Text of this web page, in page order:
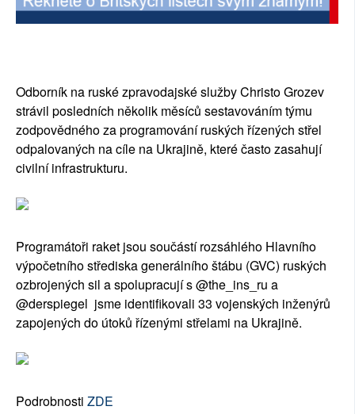
Odborník na ruské zpravodajské služby Christo Grozev
strávil posledních několik měsíců sestavováním týmu
zodpovědného za programování ruských řízených střel
odpalovaných na cíle na Ukrajině, které často zasahují
civilní infrastrukturu.
Programátoři raket jsou součástí rozsáhlého Hlavního
výpočetního střediska generálního štábu (GVC) ruských
ozbrojených sil a spolupracují s @the_ins_ru a
@derspiegel jsme identifikovali 33 vojenských inženýrů
zapojených do útoků řízenými střelami na Ukrajině.
Podrobnosti ZDE